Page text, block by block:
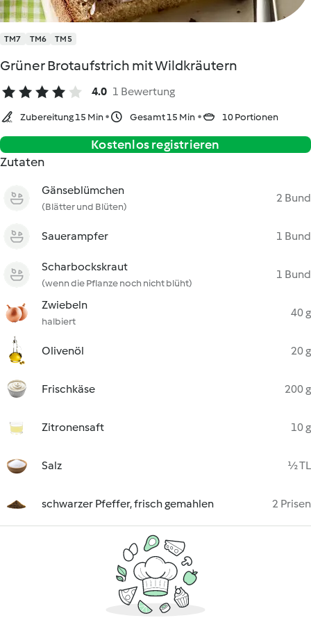
TM7 TM6 TM5
Grüner Brotaufstrich mit Wildkräutern
4.0 1 Bewertung
Zubereitung 15 Min Gesamt 15 Min 10 Portionen
Kostenlos registrieren
Zutaten
Gänseblümchen
(Blätter und Blüten)
2 Bund
Sauerampfer 1 Bund
Scharbockskraut
(wenn die Pflanze noch nicht blüht)
1 Bund
Zwiebeln
halbiert
40 g
Olivenöl 20 g
Frischkäse 200 g
Zitronensaft 10 g
Salz ½ TL
schwarzer Pfeffer, frisch gemahlen 2 Prisen